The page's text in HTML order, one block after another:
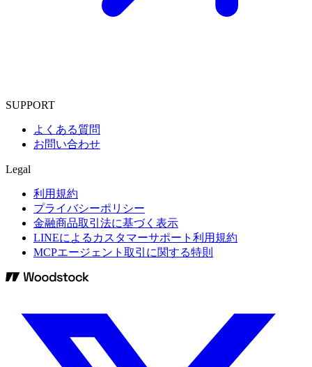
SUPPORT
よくある質問
お問い合わせ
Legal
利用規約
プライバシーポリシー
金融商品取引法に基づく表示
LINEによるカスタマーサポート利用規約
MCPエージェント取引に関する特則